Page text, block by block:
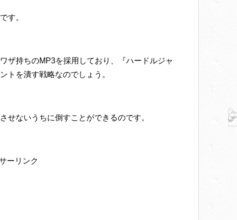
す。
ザ持ちのMP3を採用しており、『ハードルジャ
トを潰す戦略なのでしょう。
せないうちに倒すことができるのです。
ーリンク